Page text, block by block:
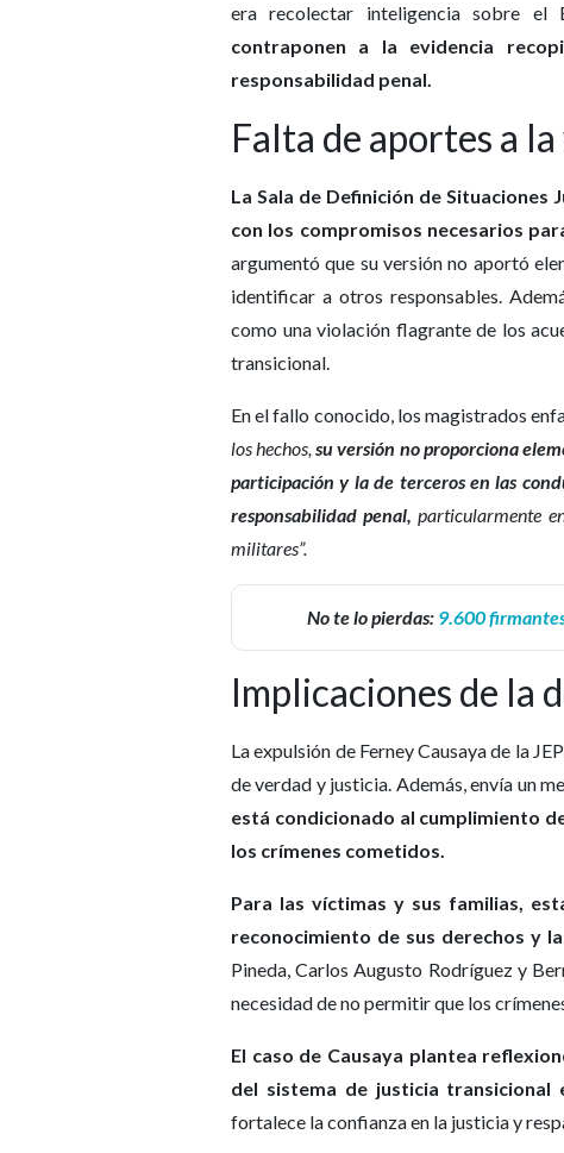
era recolectar inteligencia sobre
contraponen a la evidencia
responsabilidad penal.
Falta de aportes a
La Sala de Definición de Situaciones
con los compromisos necesarios
argumentó que su versión no aportó
identificar a otros responsables.
como una violación flagrante de los
transicional.
En el fallo conocido, los magistrados
los hechos,su versión no proporciona
participación y la de terceros en las
responsabilidad penal, particularmente
militares”.
No te lo pierdas: 9.600
Implicaciones de la
La expulsión de Ferney Causaya de la
de verdad y justicia. Además, envía un
está condicionado al cumplimiento
los crímenes cometidos.
Para las víctimas y sus familias,
reconocimiento de sus derechos y
Pineda, Carlos Augusto Rodríguez y
necesidad de no permitir que los
El caso de Causaya plantea
del sistema de justicia transicional
fortalece la confianza en la justicia y